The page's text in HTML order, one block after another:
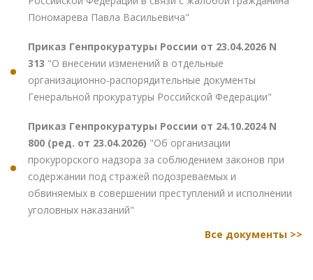
Пономарева Павла Васильевича"
Приказ Генпрокуратуры России от 23.04.2026 N
313 "О внесении изменений в отдельные
организационно-распорядительные документы
Генеральной прокуратуры Российской Федерации"
Приказ Генпрокуратуры России от 24.10.2024 N
800 (ред. от 23.04.2026) "Об организации
прокурорского надзора за соблюдением законов при
содержании под стражей подозреваемых и
обвиняемых в совершении преступлений и исполнении
уголовных наказаний"
Все документы >>